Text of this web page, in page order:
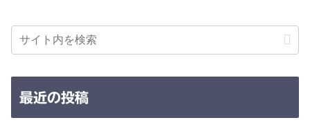
最近の投稿